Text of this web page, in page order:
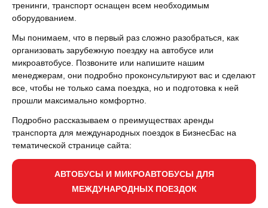
тренинги, транспорт оснащен всем необходимым
оборудованием.
Мы понимаем, что в первый раз сложно разобраться, как
организовать зарубежную поездку на автобусе или
микроавтобусе. Позвоните или напишите нашим
менеджерам, они подробно проконсультируют вас и сделают
все, чтобы не только сама поездка, но и подготовка к ней
прошли максимально комфортно.
Подробно рассказываем о преимуществах аренды
транспорта для международных поездок в БизнесБас на
тематической странице сайта:
АВТОБУСЫ И МИКРОАВТОБУСЫ ДЛЯ
МЕЖДУНАРОДНЫХ ПОЕЗДОК